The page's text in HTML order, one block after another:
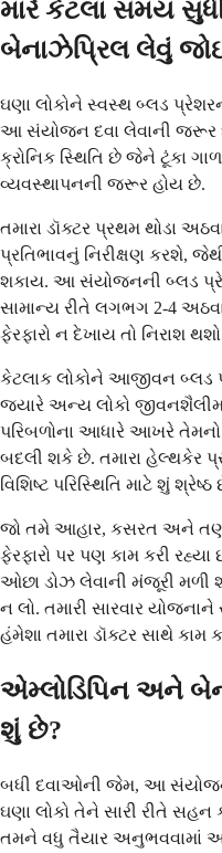
મારે કેટલા સમય
બેનાઝેપ્રિલ લેવું
ઘણા લોકોને સ્વસ્થ બ્લડ
આ સંયોજન દવા લેવાની જરૂર
ક્રોનિક સ્થિતિ છે જેને ટૂંકા
વ્યવસ્થાપનની જરૂર હોય છે.
તમારા ડૉક્ટર પ્રથમ થોડા
પ્રતિભાવનું નિરીક્ષણ કરશે,
શકાય. આ સંયોજનની બ્લડ
સામાન્ય રીતે લગભગ 2-4
ફેરફારો ન દેખાય તો નિરાશ
કેટલાક લોકોને આજીવન બ્લડ
જ્યારે અન્ય લોકો
પરિબળોના આધારે આખરે
બદલી શકે છે. તમારા હેલ્થકેર
વિશિષ્ટ પરિસ્થિતિ માટે શું
જો તમે આહાર, કસરત અને
ફેરફારો પર પણ કામ કરી
ઓછા ડોઝ લેવાની મંજૂરી મળી
ન લો. તમારી સારવાર યોજનાને
હંમેશા તમારા ડૉક્ટર સાથે કામ
એમ્લોડિપિન અને
શું છે?
બધી દવાઓની જેમ, આ
ઘણા લોકો તેને સારી રીતે
તમને વધુ તૈયાર અનુભવવામાં